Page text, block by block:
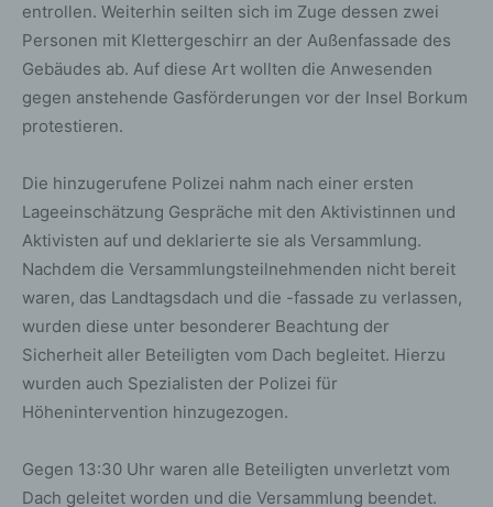
entrollen. Weiterhin seilten sich im Zuge dessen zwei
Personen mit Klettergeschirr an der Außenfassade des
Gebäudes ab. Auf diese Art wollten die Anwesenden
gegen anstehende Gasförderungen vor der Insel Borkum
protestieren.
Die hinzugerufene Polizei nahm nach einer ersten
Lageeinschätzung Gespräche mit den Aktivistinnen und
Aktivisten auf und deklarierte sie als Versammlung.
Nachdem die Versammlungsteilnehmenden nicht bereit
waren, das Landtagsdach und die -fassade zu verlassen,
wurden diese unter besonderer Beachtung der
Sicherheit aller Beteiligten vom Dach begleitet. Hierzu
wurden auch Spezialisten der Polizei für
Höhenintervention hinzugezogen.
Gegen 13:30 Uhr waren alle Beteiligten unverletzt vom
Dach geleitet worden und die Versammlung beendet.